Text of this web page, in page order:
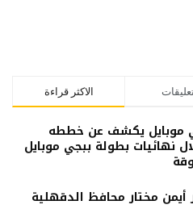
الاكثر قراءة
موبايل يكشف عن خططه
نهائيات بطولة ببجي موبايل
مختار محافظ الدقهلية